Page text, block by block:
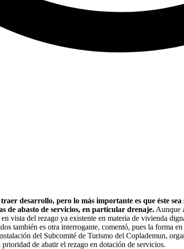
desarrollo, pero lo más importante es que éste
de abasto de servicios, en particular drenaje. Aunque
vista del rezago ya existente en materia de vivienda
también es otra interrogante, comentó, pues la forma
del Subcomité de Turismo del Coplademun,
de abatir el rezago en dotación de servicios.